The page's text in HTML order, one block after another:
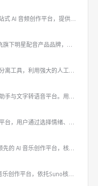
喜马拉雅 推出的一站式 AI 音频创作平台，提供云端协作、3
讯飞智作是科大讯飞旗下明星配音产品品牌，提供合成配音软件、真
免费的在线 AI 人声分离工具，利用强大的人工智能算法将歌曲
全球领先的 AI 语音助手与文字转语音平台。用户可通过 Ch
企业级 AI 音乐生成平台，用户通过选择情绪、流派、乐器及长
昆仑万维旗下全球领先的 AI 音乐创作平台，核心模型包括全球
苏诺之音 Suno AI 音乐创作平台，依托Suno核心模型